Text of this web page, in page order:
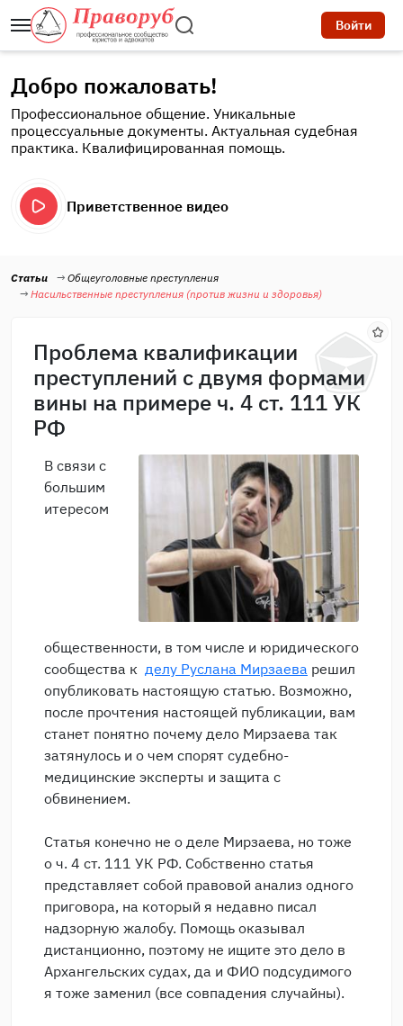
Войти
Добро пожаловать!
Профессиональное общение. Уникальные
процессуальные документы. Актуальная судебная
практика. Квалифицированная помощь.
Приветственное видео
Статьи
Общеуголовные преступления
Насильственные преступления (против жизни и здоровья)
Проблема квалификации
преступлений с двумя формами
вины на примере ч. 4 ст. 111 УК
РФ
В связи с
большим
итересом
общественности, в том числе и юридического
сообщества к делу Руслана Мирзаева решил
опубликовать настоящую статью. Возможно,
после прочтения настоящей публикации, вам
станет понятно почему дело Мирзаева так
затянулось и о чем спорят судебно-
медицинские эксперты и защита с
обвинением.
Статья конечно не о деле Мирзаева, но тоже
о ч. 4 ст. 111 УК РФ. Собственно статья
представляет собой правовой анализ одного
приговора, на который я недавно писал
надзорную жалобу. Помощь оказывал
дистанционно, поэтому не ищите это дело в
Архангельских судах, да и ФИО подсудимого
я тоже заменил (все совпадения случайны).